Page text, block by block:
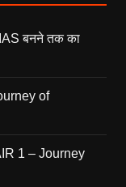
बनने तक का
of
1 – Journey